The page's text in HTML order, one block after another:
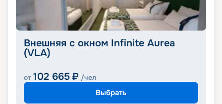
Внешняя с окном Infinite Aurea
(VLA)
от 102 665 ₽ /чел
Выбрать